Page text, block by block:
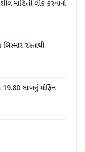
માહિતી લીક કરવાનો
રસ્તાથી
લાખનું મોર્ફિન